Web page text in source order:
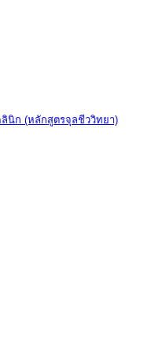
นิก (หลักสูตรจุลชีววิทยา)